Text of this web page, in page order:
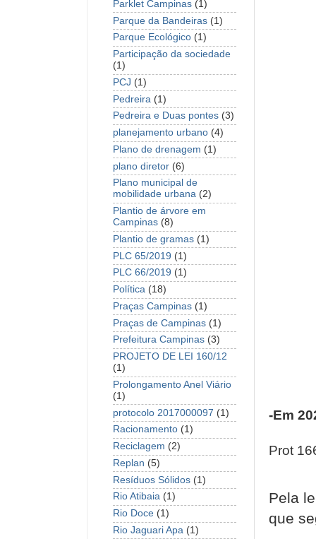
-Em
Prot
Pela
que
Parklet Campinas (1)
Parque da Bandeiras (1)
Parque Ecológico (1)
Participação da sociedade
(1)
PCJ (1)
Pedreira (1)
Pedreira e Duas pontes (3)
planejamento urbano (4)
Plano de drenagem (1)
plano diretor (6)
Plano municipal de
mobilidade urbana (2)
Plantio de árvore em
Campinas (8)
Plantio de gramas (1)
PLC 65/2019 (1)
PLC 66/2019 (1)
Política (18)
Praças Campinas (1)
Praças de Campinas (1)
Prefeitura Campinas (3)
PROJETO DE LEI 160/12
(1)
Prolongamento Anel Viário
(1)
protocolo 2017000097 (1)
Racionamento (1)
Reciclagem (2)
Replan (5)
Resíduos Sólidos (1)
Rio Atibaia (1)
Rio Doce (1)
Rio Jaguari Apa (1)